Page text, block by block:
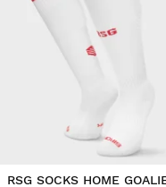
RSG SOCKS HOME